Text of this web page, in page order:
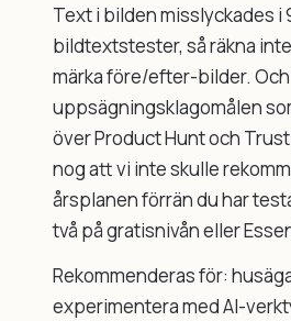
Text i bilden misslyckades i
bildtextstester, så räkna
märka före/efter-bilder.
uppsägningsklagomålen
över Product Hunt och
nog att vi inte skulle
årsplanen förrän du har
två på gratisnivån eller
Rekommenderas för:
experimentera med AI-